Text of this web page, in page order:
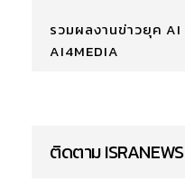
รวมผลงานข่าวยุค
AI4MEDIA
ติดตาม ISRANEWS